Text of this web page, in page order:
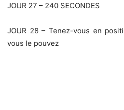
JOUR 27 – 240 SECONDES
JOUR 28 – Tenez-vous en
vous le pouvez